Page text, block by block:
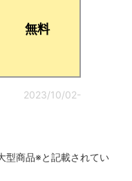
無料
2023/10/02-
型商品※と記載されてい